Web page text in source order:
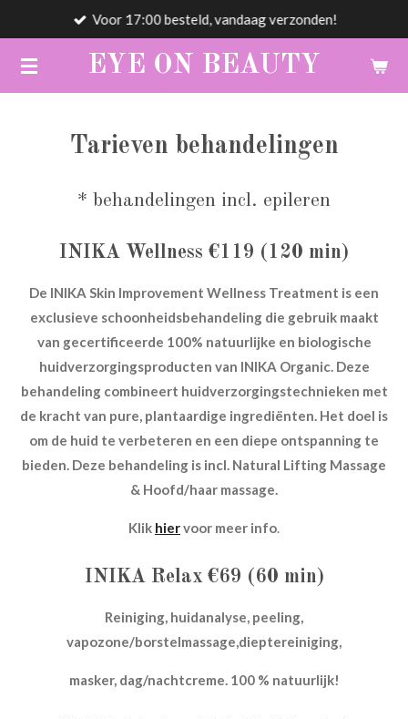
naar
de
EYE ON BEAUTY
Voor 17:00 besteld, vandaag verzonden!
Tarieven behandelingen
* behandelingen incl. epileren
INIKA Wellness €119 (120 min)
De INIKA Skin Improvement Wellness Treatment is een
exclusieve schoonheidsbehandeling die gebruik maakt
van gecertificeerde 100% natuurlijke en biologische
huidverzorgingsproducten van INIKA Organic. Deze
behandeling combineert huidverzorgingstechnieken met
de kracht van pure, plantaardige ingrediënten. Het doel is
om de huid te verbeteren en een diepe ontspanning te
bieden. Deze behandeling is incl. Natural Lifting Massage
& Hoofd/haar massage.
Klik hiervoor meer info
INIKA Relax €69 (60 min)
Reiniging, huidanalyse, peeling,
vapozone/borstelmassage,dieptereiniging,
masker, dag/nachtcreme. 100 % natuurlijk!